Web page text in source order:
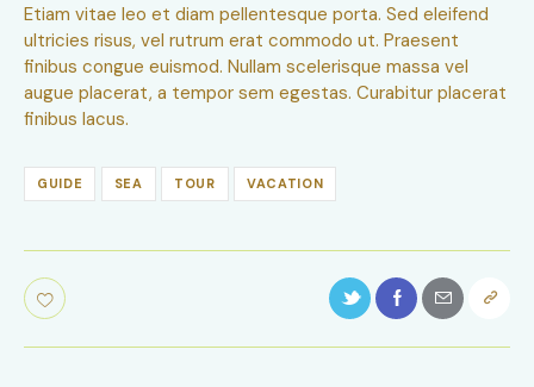
Etiam vitae leo et diam pellentesque porta. Sed eleifend
ultricies risus, vel rutrum erat commodo ut. Praesent
finibus congue euismod. Nullam scelerisque massa vel
augue placerat, a tempor sem egestas. Curabitur placerat
finibus lacus.
GUIDE SEA TOUR VACATION